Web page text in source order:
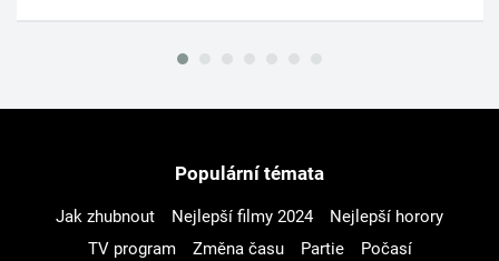
Populární témata
Jak zhubnout Nejlepší filmy 2024
Nejlepší horory
TV program
Změna času Partie
Počasí